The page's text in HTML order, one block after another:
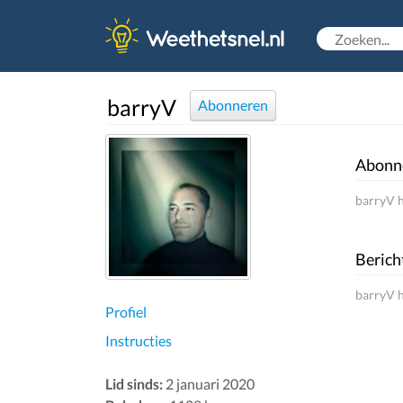
barryV Abonneren
Profiel
Instructies
Lid sinds: 2 januari 2020
barryV
barryV